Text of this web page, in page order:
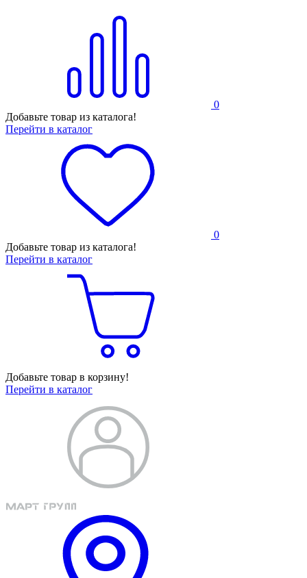
0
Добавьте товар из каталога!
Перейти в каталог
0
Добавьте товар из каталога!
Перейти в каталог
Добавьте товар в корзину!
Перейти в каталог